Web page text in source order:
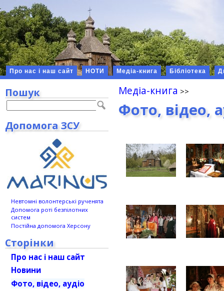
Про нас і наш сайт НОТИ Медіа-книга Бібліотека
Медіа-книга
Фото, відео,
Пошук
Допомога ЗСУ
Невтомні волонтерські рученята
Допомога роті безпілотних
систем
Постійна допомога Херсону
Сторінки
Про нас і наш сайт
Новини
Фото, відео, аудіо